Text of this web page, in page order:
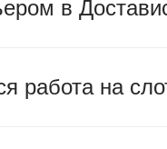
в
работа на